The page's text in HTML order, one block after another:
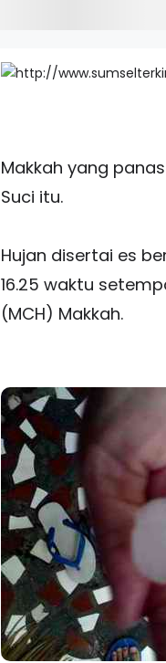
Makkah yang
Suci itu.
Hujan disertai es
16.25 waktu
(MCH) Makkah.